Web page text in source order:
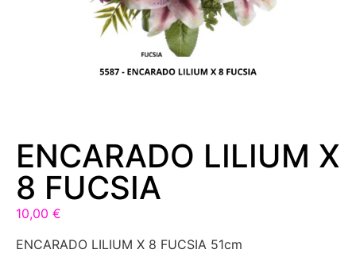
ENCARADO LILIUM X
8 FUCSIA
10,00 €
ENCARADO LILIUM X 8 FUCSIA 51cm